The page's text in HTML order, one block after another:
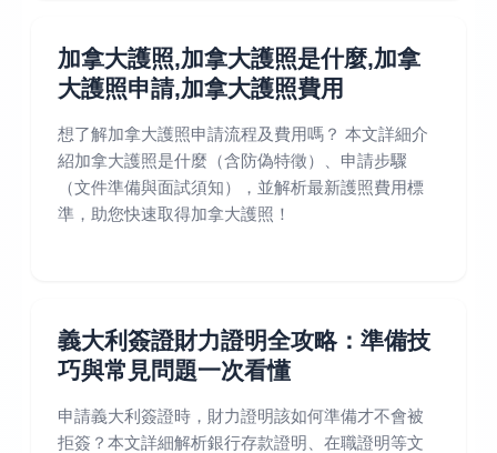
加拿大護照,加拿大護照是什麼,加拿
大護照申請,加拿大護照費用
想了解加拿大護照申請流程及費用嗎？ 本文詳細介
紹加拿大護照是什麼（含防偽特徵）、申請步驟
（文件準備與面試須知），並解析最新護照費用標
準，助您快速取得加拿大護照！
義大利簽證財力證明全攻略：準備技
巧與常見問題一次看懂
申請義大利簽證時，財力證明該如何準備才不會被
拒簽？本文詳細解析銀行存款證明、在職證明等文